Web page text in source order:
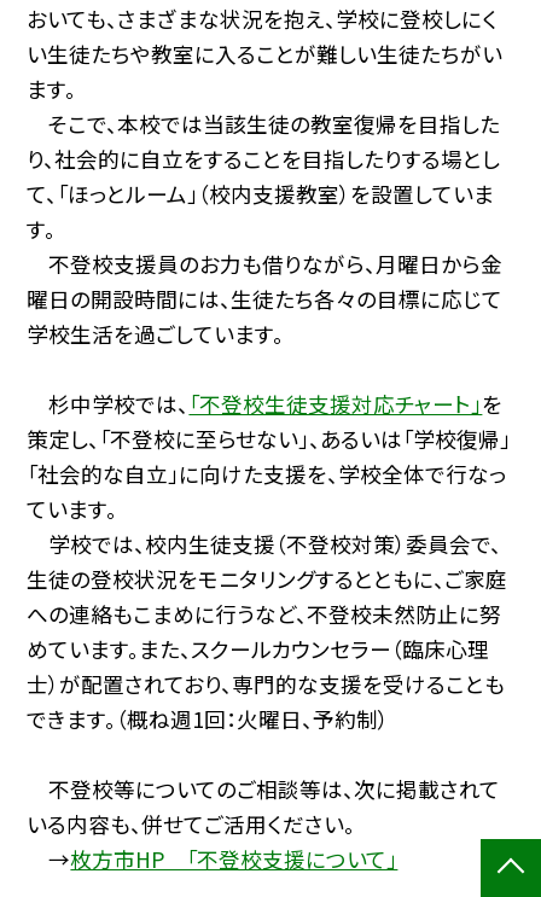
おいても、さまざまな状況を抱え、学校に登校しにく
い生徒たちや教室に入ることが難しい生徒たちがい
ます。
そこで、本校では当該生徒の教室復帰を目指した
り、社会的に自立をすることを目指したりする場とし
て、「ほっとルーム」（校内支援教室）を設置していま
す。
不登校支援員のお力も借りながら、月曜日から金
曜日の開設時間には、生徒たち各々の目標に応じて
学校生活を過ごしています。
杉中学校では、 「不登校生徒支援対応チャート」を
策定し、「不登校に至らせない」、あるいは「学校復帰」
「社会的な自立」に向けた支援を、学校全体で行なっ
ています。
学校では、校内生徒支援（不登校対策）委員会で、
生徒の登校状況をモニタリングするとともに、ご家庭
への連絡もこまめに行うなど、不登校未然防止に努
めています。また、スクールカウンセラー（臨床心理
士）が配置されており、専門的な支援を受けることも
できます。（概ね週1回：火曜日、予約制）
不登校等についてのご相談等は、次に掲載されて
いる内容も、併せてご活用ください。
→枚方市HP 「不登校支援について」